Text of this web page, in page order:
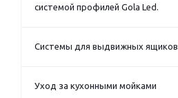
системой профилей Gola Led.
Системы для выдвижных ящиков
Уход за кухонными мойками